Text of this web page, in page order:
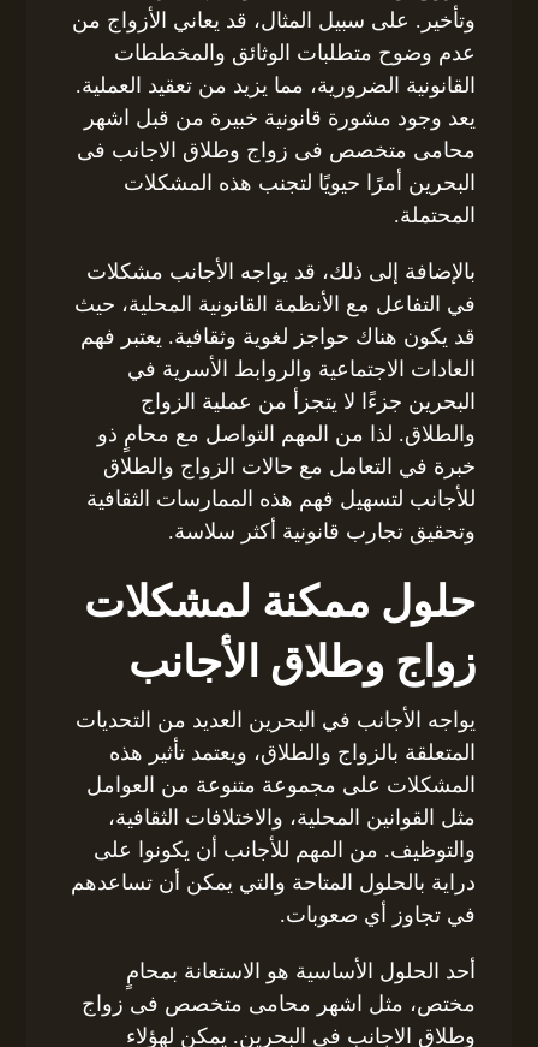
وتأخير. على سبيل المثال، قد يعاني الأزواج من
عدم وضوح متطلبات الوثائق والمخططات
القانونية الضرورية، مما يزيد من تعقيد العملية.
يعد وجود مشورة قانونية خبيرة من قبل اشهر
محامى متخصص فى زواج وطلاق الاجانب فى
البحرين أمرًا حيويًا لتجنب هذه المشكلات
المحتملة.
بالإضافة إلى ذلك، قد يواجه الأجانب مشكلات
في التفاعل مع الأنظمة القانونية المحلية، حيث
قد يكون هناك حواجز لغوية وثقافية. يعتبر فهم
العادات الاجتماعية والروابط الأسرية في
البحرين جزءًا لا يتجزأ من عملية الزواج
والطلاق. لذا من المهم التواصل مع محامٍ ذو
خبرة في التعامل مع حالات الزواج والطلاق
للأجانب لتسهيل فهم هذه الممارسات الثقافية
وتحقيق تجارب قانونية أكثر سلاسة.
حلول ممكنة لمشكلات
زواج وطلاق الأجانب
يواجه الأجانب في البحرين العديد من التحديات
المتعلقة بالزواج والطلاق، ويعتمد تأثير هذه
المشكلات على مجموعة متنوعة من العوامل
مثل القوانين المحلية، والاختلافات الثقافية،
والتوظيف. من المهم للأجانب أن يكونوا على
دراية بالحلول المتاحة والتي يمكن أن تساعدهم
في تجاوز أي صعوبات.
أحد الحلول الأساسية هو الاستعانة بمحامٍ
مختص، مثل اشهر محامى متخصص فى زواج
وطلاق الاجانب فى البحرين. يمكن لهؤلاء